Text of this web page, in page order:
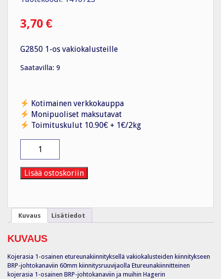
3,70 €
G2850 1-os vakiokalusteille
Saatavilla: 9
Kotimainen verkkokauppa
Monipuoliset maksutavat
Toimituskulut 10.90€ + 1€/2kg
G2850
1-
os
vakiokalusteille
Lisää ostoskoriin
Kuvaus Lisätiedot
KUVAUS
Kojerasia 1-osainen etureunakiinnityksellä vakiokalusteiden kiinnitykseen
BRP-johtokanaviin 60mm kiinnitysruuvijaolla Etureunakiinnitteinen
kojerasia 1-osainen BRP-johtokanaviin ja muihin Hagerin